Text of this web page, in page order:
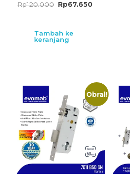
Rp120.000 Rp67.650
Tambah ke
keranjang
Obral!